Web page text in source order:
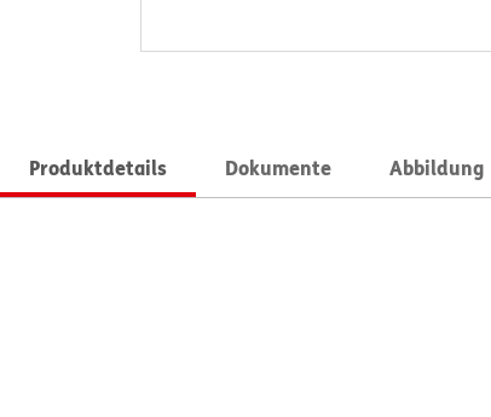
Produktdetails Dokumente Abbildung